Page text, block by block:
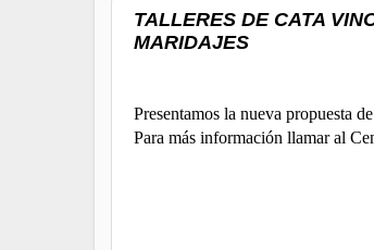
TALLERES DE CATA
MARIDAJES
Presentamos la nueva propuesta
Para más información llamar al